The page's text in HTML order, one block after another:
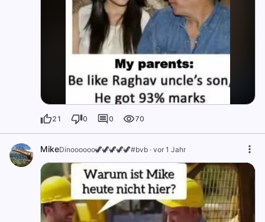
21 0 0 70
MikeDinoooooo🦖🦖🦖🦖🦖#bvb · vor 1 Jahr